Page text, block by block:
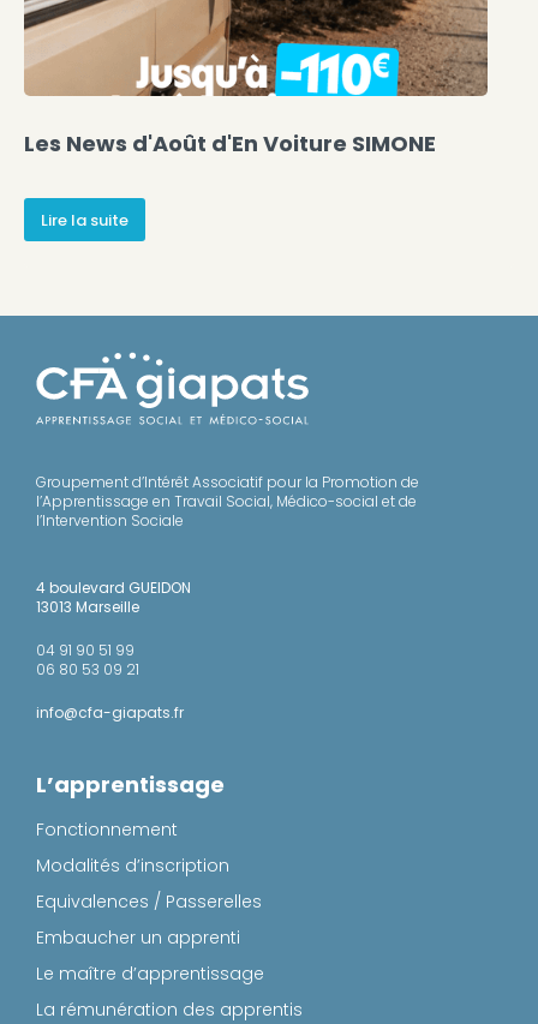
Les News d'Août d'En Voiture SIMONE
Lire la suite
Groupement d’Intérêt Associatif pour la Promotion de
l’Apprentissage en Travail Social, Médico-social et de
l’Intervention Sociale
4 boulevard GUEIDON
13013 Marseille
04 91 90 51 99
06 80 53 09 21
info@cfa-giapats.fr
L’apprentissage
Fonctionnement
Modalités d’inscription
Equivalences / Passerelles
Embaucher un apprenti
Le maître d’apprentissage
La rémunération des apprentis